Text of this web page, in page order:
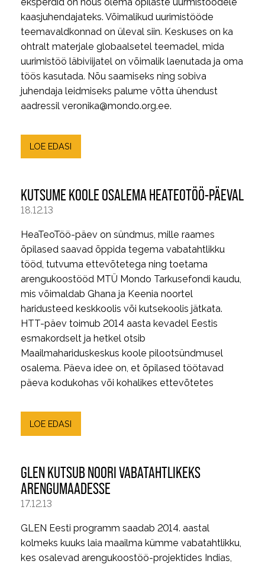
kaasjuhendajateks. Võimalikud uurimistööde
teemavaldkonnad on üleval siin. Keskuses on ka
ohtralt materjale globaalsetel teemadel, mida
uurimistöö läbiviijatel on võimalik laenutada ja oma
töös kasutada. Nõu saamiseks ning sobiva
juhendaja leidmiseks palume võtta ühendust
aadressil veronika@mondo.org.ee.
LOE EDASI
KUTSUME KOOLE OSALEMA HEATEOTÖÖ-PÄEVAL
18.12.13
HeaTeoTöö-päev on sündmus, mille raames
õpilased saavad õppida tegema vabatahtlikku
tööd, tutvuma ettevõtetega ning toetama
arengukoostööd MTÜ Mondo Tarkusefondi kaudu,
mis võimaldab Ghana ja Keenia noortel
haridusteed keskkoolis või kutsekoolis jätkata.
HTT-päev toimub 2014 aasta kevadel Eestis
esmakordselt ja hetkel otsib
Maailmahariduskeskus koole pilootsündmusel
osalema. Päeva idee on, et õpilased töötavad
päeva kodukohas või kohalikes ettevõtetes
LOE EDASI
GLEN KUTSUB NOORI VABATAHTLIKEKS
ARENGUMAADESSE
17.12.13
GLEN Eesti programm saadab 2014. aastal
kolmeks kuuks laia maailma kümme vabatahtlikku,
kes osalevad arengukoostöö-projektides Indias,